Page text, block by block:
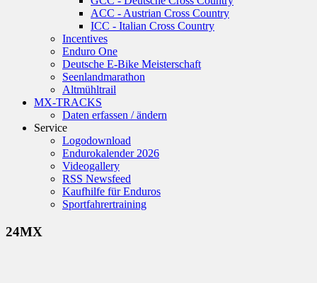
ACC - Austrian Cross Country
ICC - Italian Cross Country
Incentives
Enduro One
Deutsche E-Bike Meisterschaft
Seenlandmarathon
Altmühltrail
MX-TRACKS
Daten erfassen / ändern
Service
Logodownload
Endurokalender 2026
Videogallery
RSS Newsfeed
Kaufhilfe für Enduros
Sportfahrertraining
24MX